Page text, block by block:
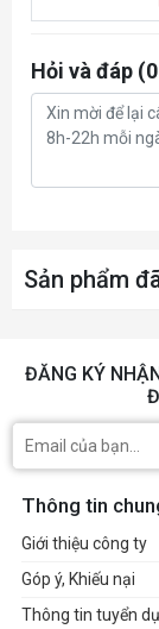
Công nghệ hỗ
Tương thích
USB Type-C
DVI-D
HDMI(v2.0)
Display Port
USB 3.0
Audio
Khác
Hỏi và đáp
Sản phẩm
ĐĂNG KÝ
Thông tin
Giới thiệu công ty
Góp ý, Khiếu nại
Thông tin tuyển